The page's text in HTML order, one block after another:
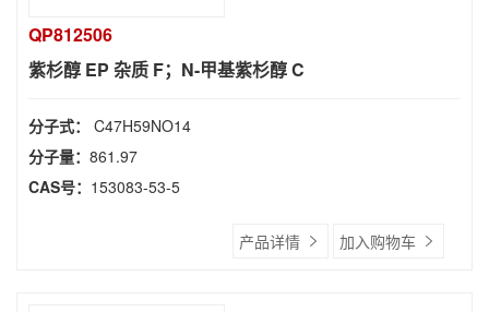
QP812506
紫杉醇 EP 杂质 F；N-甲基紫杉醇 C
分子式： C47H59NO14
分子量： 861.97
CAS号： 153083-53-5
产品详情 加入购物车